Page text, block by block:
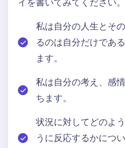
イを書いてみてください。
私は自分の人生とそ
るのは自分だけであ
ます。
私は自分の考え、感
ちます。
状況に対してどのよ
うに反応するかにつ